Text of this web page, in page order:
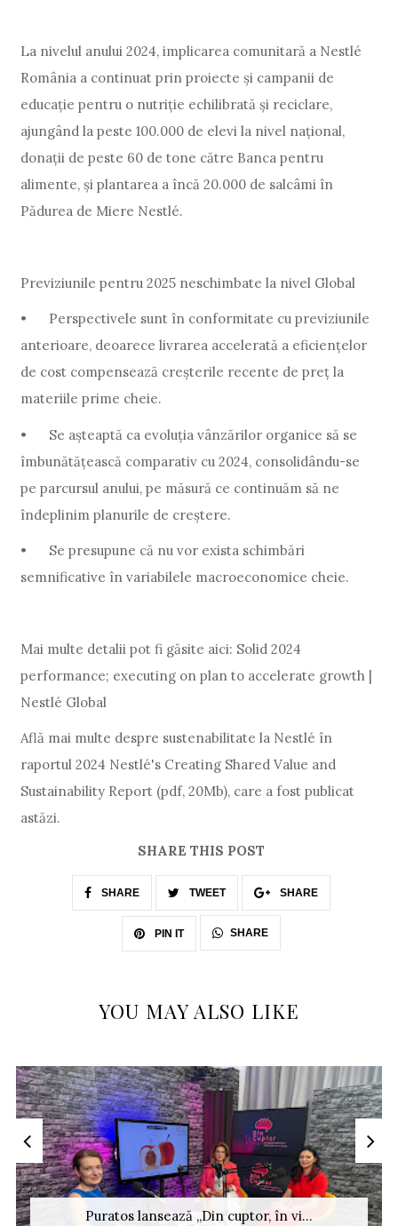
La nivelul anului 2024, implicarea comunitară a Nestlé
România a continuat prin proiecte și campanii de
educație pentru o nutriție echilibrată și reciclare,
ajungând la peste 100.000 de elevi la nivel național,
donații de peste 60 de tone către Banca pentru
alimente, și plantarea a încă 20.000 de salcâmi în
Pădurea de Miere Nestlé.
Previziunile pentru 2025 neschimbate la nivel Global
•
Perspectivele sunt în conformitate cu previziunile
anterioare, deoarece livrarea accelerată a eficiențelor
de cost compensează creșterile recente de preț la
materiile prime cheie.
•
Se așteaptă ca evoluția vânzărilor organice să se
îmbunătățească comparativ cu 2024, consolidându-se
pe parcursul anului, pe măsură ce continuăm să ne
îndeplinim planurile de creștere.
•
Se presupune că nu vor exista schimbări
semnificative în variabilele macroeconomice cheie.
Mai multe detalii pot fi găsite aici: Solid 2024
performance; executing on plan to accelerate growth |
Nestlé Global
Află mai multe despre sustenabilitate la Nestlé în
raportul 2024 Nestlé's Creating Shared Value and
Sustainability Report (pdf, 20Mb), care a fost publicat
astăzi.
SHARE THIS POST
SHARE TWEET SHARE
PIN IT SHARE
YOU MAY ALSO LIKE
Puratos lansează „Din cuptor, în vi...